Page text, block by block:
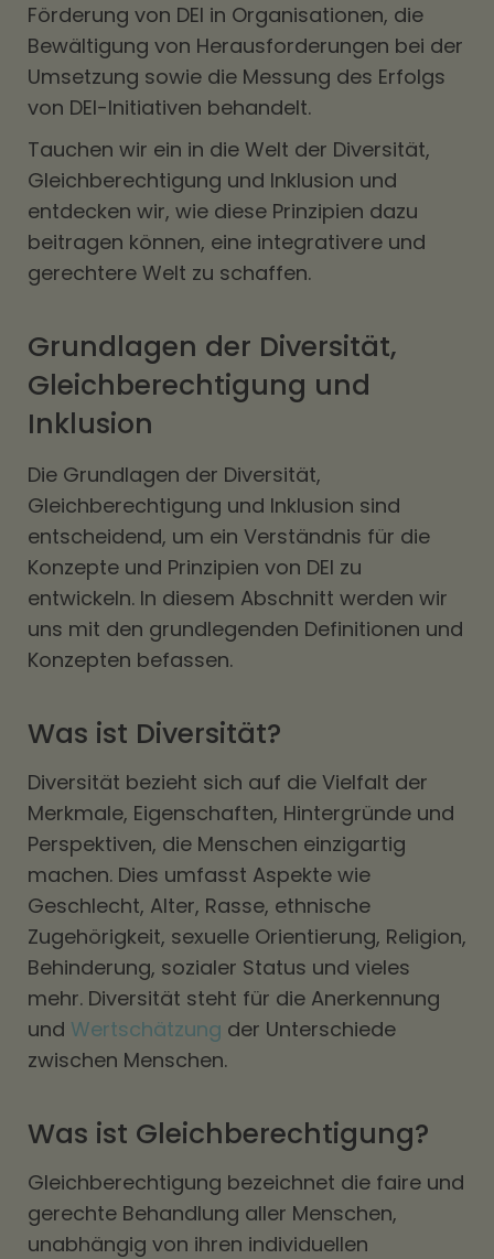
Förderung von DEI in Organisationen, die
Bewältigung von Herausforderungen bei der
Umsetzung sowie die Messung des Erfolgs
von DEI-Initiativen behandelt.
Tauchen wir ein in die Welt der Diversität,
Gleichberechtigung und Inklusion und
entdecken wir, wie diese Prinzipien dazu
beitragen können, eine integrativere und
gerechtere Welt zu schaffen.
Grundlagen der Diversität,
Gleichberechtigung und
Inklusion
Die Grundlagen der Diversität,
Gleichberechtigung und Inklusion sind
entscheidend, um ein Verständnis für die
Konzepte und Prinzipien von DEI zu
entwickeln. In diesem Abschnitt werden wir
uns mit den grundlegenden Definitionen und
Konzepten befassen.
Was ist Diversität?
Diversität bezieht sich auf die Vielfalt der
Merkmale, Eigenschaften, Hintergründe und
Perspektiven, die Menschen einzigartig
machen. Dies umfasst Aspekte wie
Geschlecht, Alter, Rasse, ethnische
Zugehörigkeit, sexuelle Orientierung, Religion,
Behinderung, sozialer Status und vieles
mehr. Diversität steht für die Anerkennung
und Wertschätzung der Unterschiede
zwischen Menschen.
Was ist Gleichberechtigung?
Gleichberechtigung bezeichnet die faire und
gerechte Behandlung aller Menschen,
unabhängig von ihren individuellen